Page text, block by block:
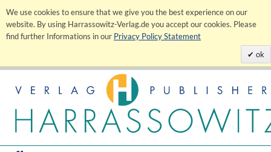
We use cookies to ensure that we give you the best experience on our
website. By using Harrassowitz-Verlag.de you accept our cookies. Please
find further Informations in our Privacy Policy Statement
ok